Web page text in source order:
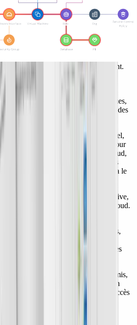
de réponse aux incidents cloud
d'un
violations, vulnérabilités ou erreurs
et l'accessibilité de ses données. Ainsi,
type d'incident et définir des rôles, des
précis pour répondre rapidement.
aux incidents exigent des plans
l'infrastructure conditionne votre
cloud présente des défis spécifiques,
à travers des emplacements, des
des environnements hybrides.
Dans un contexte traditionnel,
la méthode la plus rapide pour
du réseau. Pourtant, dans le cloud,
Les équipes résolvent souvent plus
paramètres des security groups via le
requiert une approche cloud-native,
et d'une visibilité multi-cloud.
:
isolez automatiquement des ressources,
et déclenchez des analyses
AWS Lambda peut détacher des
de trafic inhabituel ;
désactivez des comptes compromis,
et enquêtez. Azure Automation
comptes Azure AD présentant des accès